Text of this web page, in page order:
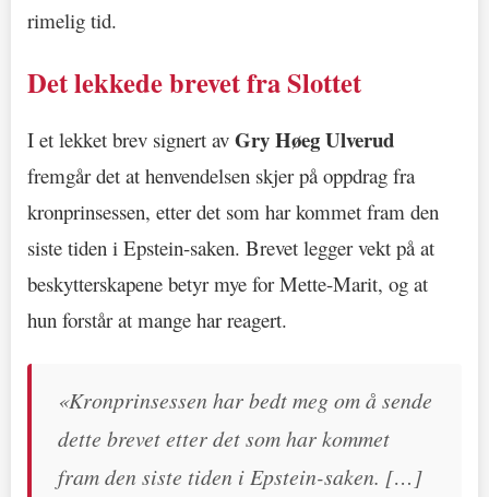
rimelig tid.
Det lekkede brevet fra Slottet
I et lekket brev signert av Gry Høeg Ulverud
fremgår det at henvendelsen skjer på oppdrag fra
kronprinsessen, etter det som har kommet fram den
siste tiden i Epstein-saken. Brevet legger vekt på at
beskytterskapene betyr mye for Mette-Marit, og at
hun forstår at mange har reagert.
«Kronprinsessen har bedt meg om å sende
dette brevet etter det som har kommet
fram den siste tiden i Epstein-saken. […]